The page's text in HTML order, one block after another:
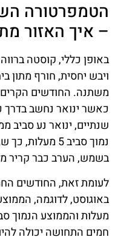
הטמפרטורה
– איך האזור
באופן כללי, קוסטה
ויבש יחסית, חורף מתון
משתנה. החודשים הקרים
כאשר ינואר נחשב בדרך
נמוך סביב 5
בשמש, הערב כבר קריר
לעומת זאת, החודשים
חמים התחושה יכולה